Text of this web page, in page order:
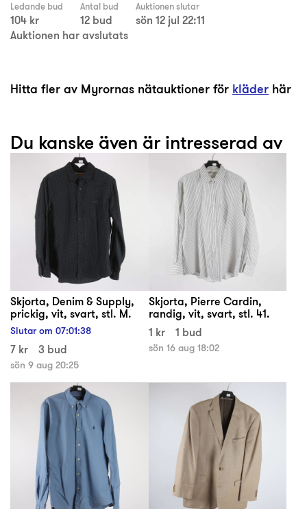
Ledande bud
104 kr
Antal bud
12 bud
Auktionen slutar
sön 12 jul 22:11
Auktionen har avslutats
Hitta fler av Myrornas nätauktioner för kläder här
Du kanske även är intresserad av
Skjorta, Denim & Supply,
prickig, vit, svart, stl. M.
Slutar om 07:01:38
7 kr 3 bud
sön 9 aug 20:25
Skjorta, Pierre Cardin,
randig, vit, svart, stl. 41.
1 kr
1 bud
sön 16 aug 18:02